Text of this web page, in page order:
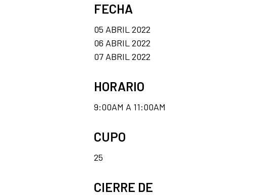
FECHA
05 ABRIL 2022
06 ABRIL 2022
07 ABRIL 2022
HORARIO
9:00AM A 11:00AM
CUPO
25
CIERRE DE